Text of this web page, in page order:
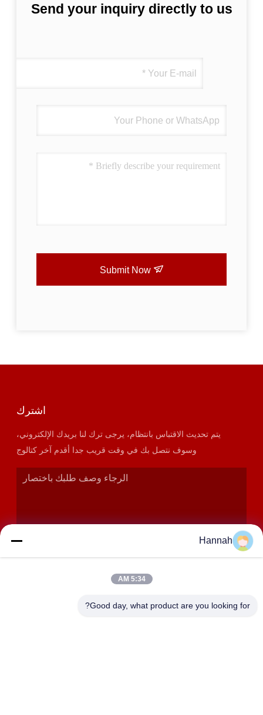
Send your inquiry directly to us
Submit Now
اشترك
يتم تحديث الاقتباس بانتظام، يرجى ترك لنا بريدك الإلكتروني،
وسوف نتصل بك في وقت قريب جدا أقدم آخر كتالوج
Hannah
5:34 AM
Good day, what product are you looking for?